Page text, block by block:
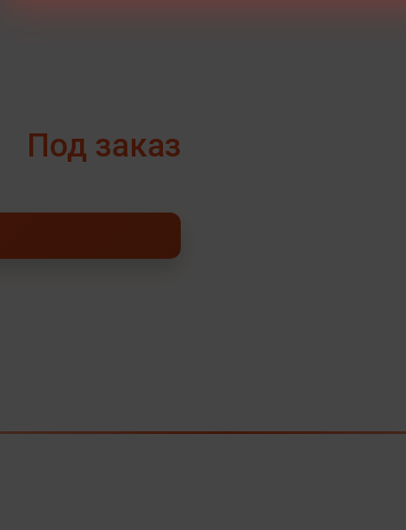
Под заказ